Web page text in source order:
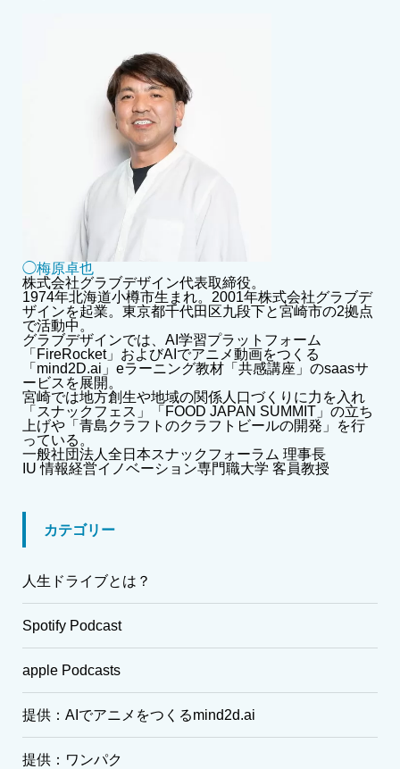
◯梅原卓也
株式会社グラブデザイン代表取締役。
1974年北海道小樽市生まれ。2001年株式会社グラブデ
ザインを起業。東京都千代田区九段下と宮崎市の2拠点
で活動中。
グラブデザインでは、AI学習プラットフォーム
「FireRocket」およびAIでアニメ動画をつくる
「mind2D.ai」eラーニング教材「共感講座」のsaasサ
ービスを展開。
宮崎では地方創生や地域の関係人口づくりに力を入れ
「スナックフェス」「FOOD JAPAN SUMMIT」の立ち
上げや「青島クラフトのクラフトビールの開発」を行
っている。
一般社団法人全日本スナックフォーラム 理事長
IU 情報経営イノベーション専門職大学 客員教授
カテゴリー
人生ドライブとは？
Spotify Podcast
apple Podcasts
提供：AIでアニメをつくるmind2d.ai
提供：ワンパク